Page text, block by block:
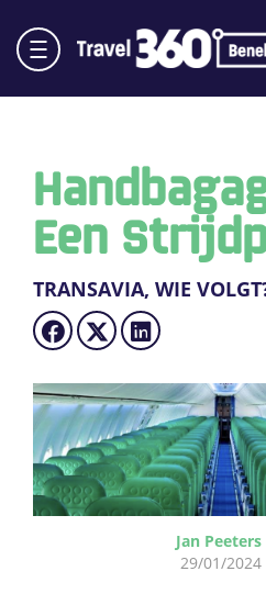
Een
TRANSAVIA, WIE
Jan Peeters
29/01/2024